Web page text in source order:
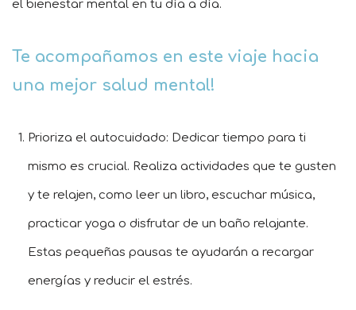
el bienestar mental en tu día a día.
Te acompañamos en este viaje hacia
una mejor salud mental!
Prioriza el autocuidado: Dedicar tiempo para ti
mismo es crucial. Realiza actividades que te gusten
y te relajen, como leer un libro, escuchar música,
practicar yoga o disfrutar de un baño relajante.
Estas pequeñas pausas te ayudarán a recargar
energías y reducir el estrés.